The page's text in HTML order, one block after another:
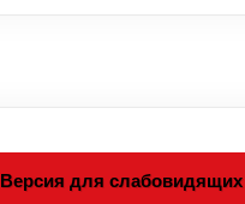
Версия для слабовидящих